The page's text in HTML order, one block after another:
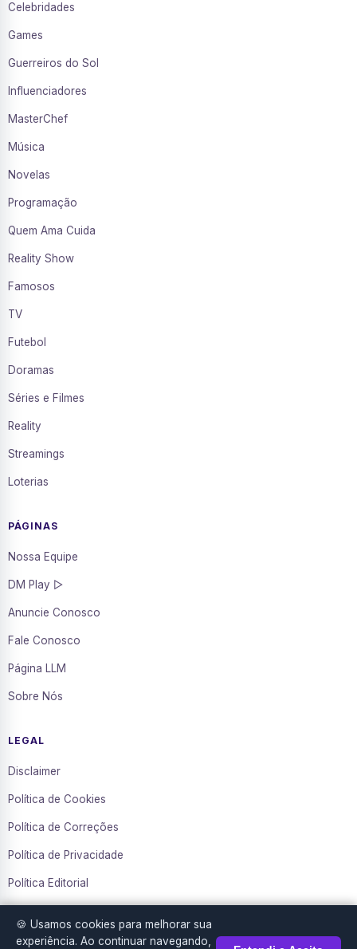
Celebridades
Games
Guerreiros do Sol
Influenciadores
MasterChef
Música
Novelas
Programação
Quem Ama Cuida
Reality Show
Famosos
TV
Futebol
Doramas
Séries e Filmes
Reality
Streamings
Loterias
PÁGINAS
Nossa Equipe
DM Play ▷
Anuncie Conosco
Fale Conosco
Página LLM
Sobre Nós
LEGAL
Disclaimer
Política de Cookies
Política de Correções
Política de Privacidade
Política Editorial
Transparência
🍪 Usamos cookies para melhorar sua
experiência. Ao continuar navegando,